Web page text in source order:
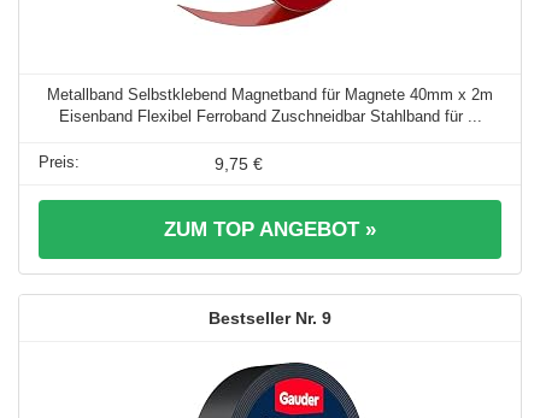
Metallband Selbstklebend Magnetband für Magnete 40mm x 2m
Eisenband Flexibel Ferroband Zuschneidbar Stahlband für ...
9,75 €
ZUM TOP ANGEBOT »
9